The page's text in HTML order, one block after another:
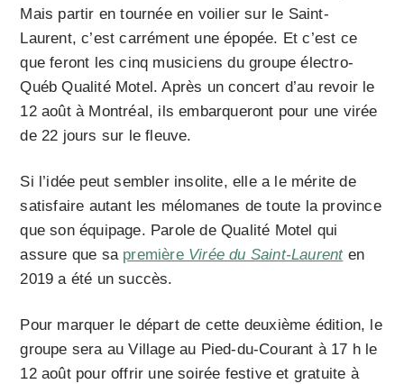
Mais partir en tournée en voilier sur le Saint-
Laurent, c’est carrément une épopée. Et c’est ce
que feront les cinq musiciens du groupe électro-
Québ Qualité Motel. Après un concert d’au revoir le
12 août à Montréal, ils embarqueront pour une virée
de 22 jours sur le fleuve.
Si l’idée peut sembler insolite, elle a le mérite de
satisfaire autant les mélomanes de toute la province
que son équipage. Parole de Qualité Motel qui
assure que sa première Virée du Saint-Laurenten
2019 a été un succès.
Pour marquer le départ de cette deuxième édition, le
groupe sera au Village au Pied-du-Courant à 17 h le
12 août pour offrir une soirée festive et gratuite à